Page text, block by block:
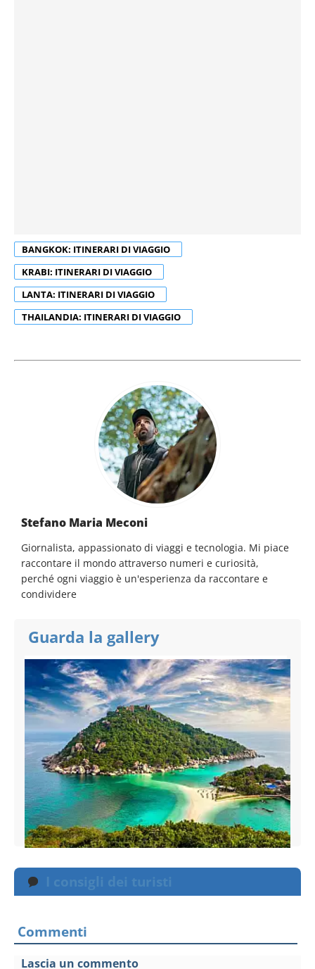
BANGKOK: ITINERARI DI VIAGGIO
KRABI: ITINERARI DI VIAGGIO
LANTA: ITINERARI DI VIAGGIO
THAILANDIA: ITINERARI DI VIAGGIO
Stefano Maria Meconi
Giornalista, appassionato di viaggi e tecnologia. Mi piace
raccontare il mondo attraverso numeri e curiosità,
perché ogni viaggio è un'esperienza da raccontare e
condividere
Guarda la gallery
I consigli dei turisti
Commenti
Lascia un commento